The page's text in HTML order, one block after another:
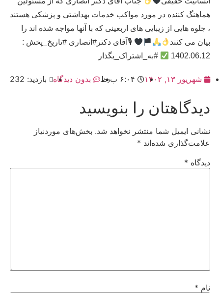
هماهنگ کننده در مورد مواکب خدمات بهداشتی و پزشکی هستند
، جلوه هایی از زیبایی های اربعینی که با آنها مواجه شده اند را
بیان می کنند
🎙آقای دکتر#انصاری #تاریخ_پخش :
1402.06.12
#به_اشتراک_بگذار
شهریور ۱۳, ۱۴۰۲ ۶:۰۴ ب٫ظ بدون دیدگاه بازدید: 232
دیدگاهتان را بنویسید
نشانی ایمیل شما منتشر نخواهد شد. بخش‌های موردنیاز
علامت‌گذاری شده‌اند *
دیدگاه *
نام *